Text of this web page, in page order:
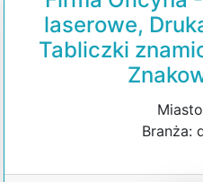
laserowe,
Tabliczki
Branża: